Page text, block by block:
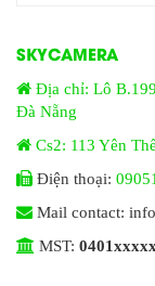
SKYCAMERA
Địa chỉ: Lô
Đà Nẵng
Cs2: 113 Yên
Điện thoại:
Mail contact:
MST: 0401xxxxx